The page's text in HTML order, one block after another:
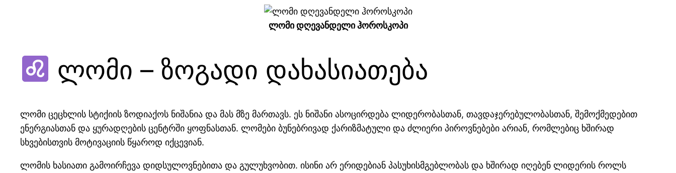
ლომი დღევანდელი ჰოროსკოპი
ლომი – ზოგადი დახასიათება
ლომი ცეცხლის სტიქიის ზოდიაქოს ნიშანია და მას მზე მართავს. ეს ნიშანი ასოცირდება ლიდერობასთან, თავდაჯერებულობასთან, შემოქმედებით
ენერგიასთან და ყურადღების ცენტრში ყოფნასთან. ლომები ბუნებრივად ქარიზმატული და ძლიერი პიროვნებები არიან, რომლებიც ხშირად
სხვებისთვის მოტივაციის წყაროდ იქცევიან.
ლომის ხასიათი გამოირჩევა დიდსულოვნებითა და გულუხვობით. ისინი არ ერიდებიან პასუხისმგებლობას და ხშირად იღებენ ლიდერის როლს